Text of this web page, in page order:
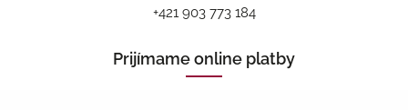
+421 903 773 184
Prijímame online platby